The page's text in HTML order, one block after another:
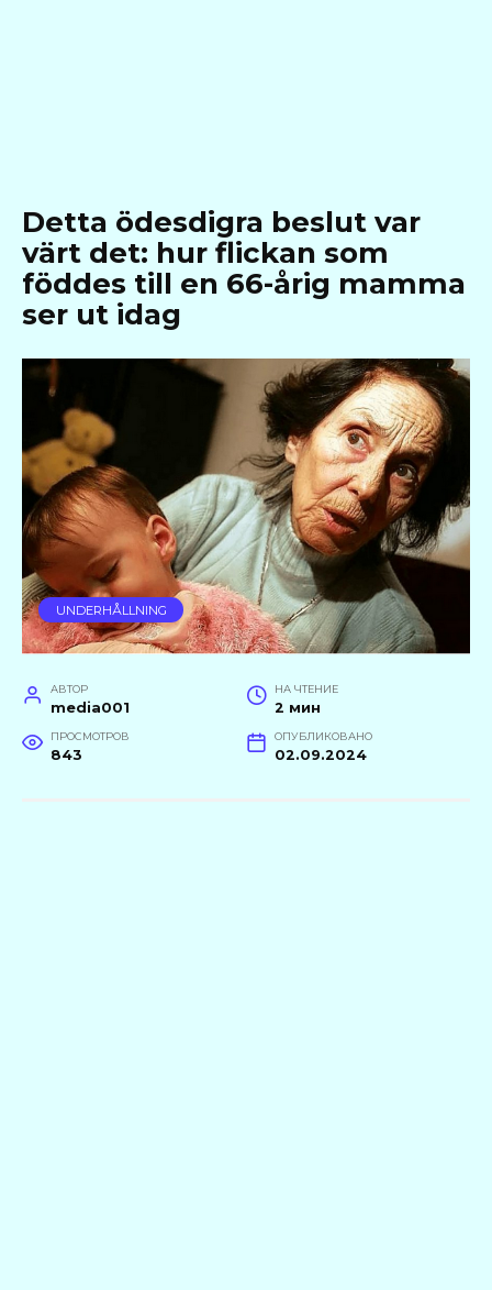
Detta ödesdigra beslut var
värt det: hur flickan som
föddes till en 66-årig mamma
ser ut idag
UNDERHÅLLNING
АВТОР
media001
НА ЧТЕНИЕ
2 мин
ПРОСМОТРОВ
843
ОПУБЛИКОВАНО
02.09.2024